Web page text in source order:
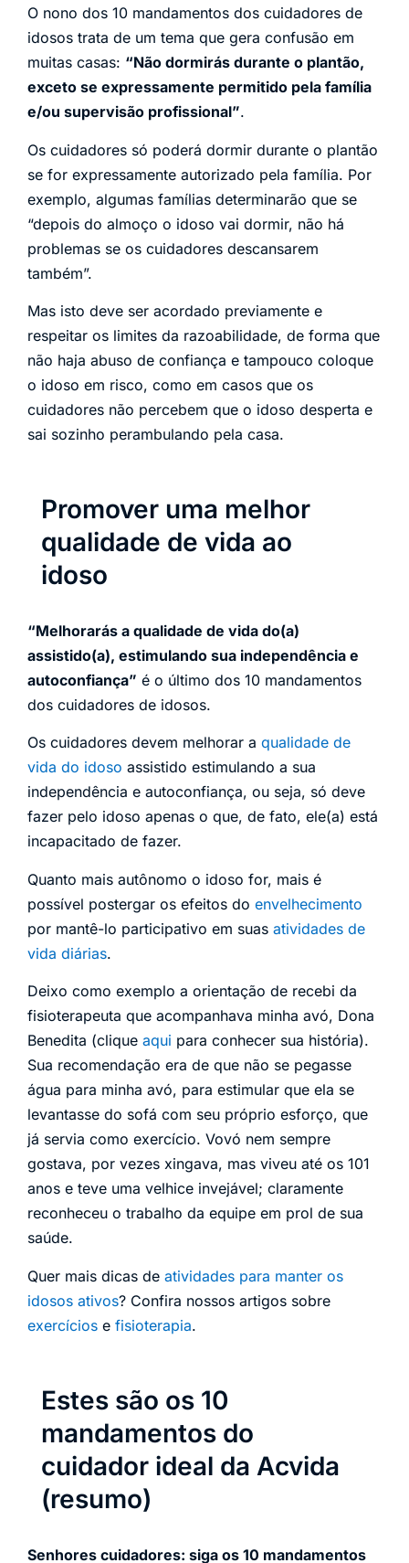
O nono dos 10 mandamentos dos cuidadores de
idosos trata de um tema que gera confusão em
muitas casas: “Não dormirás durante o plantão,
exceto se expressamente permitido pela família
e/ou supervisão profissional”.
Os cuidadores só poderá dormir durante o plantão
se for expressamente autorizado pela família. Por
exemplo, algumas famílias determinarão que se
“depois do almoço o idoso vai dormir, não há
problemas se os cuidadores descansarem
também”.
Mas isto deve ser acordado previamente e
respeitar os limites da razoabilidade, de forma que
não haja abuso de confiança e tampouco coloque
o idoso em risco, como em casos que os
cuidadores não percebem que o idoso desperta e
sai sozinho perambulando pela casa.
Promover uma melhor
qualidade de vida ao
idoso
“Melhorarás a qualidade de vida do(a)
assistido(a), estimulando sua independência e
autoconfiança” é o último dos 10 mandamentos
dos cuidadores de idosos.
Os cuidadores devem melhorar a qualidade de
vida do idoso assistido estimulando a sua
independência e autoconfiança, ou seja, só deve
fazer pelo idoso apenas o que, de fato, ele(a) está
incapacitado de fazer.
Quanto mais autônomo o idoso for, mais é
possível postergar os efeitos do envelhecimento
por mantê-lo participativo em suas atividades de
vida diárias.
Deixo como exemplo a orientação de recebi da
fisioterapeuta que acompanhava minha avó, Dona
Benedita (clique aqui para conhecer sua história).
Sua recomendação era de que não se pegasse
água para minha avó, para estimular que ela se
levantasse do sofá com seu próprio esforço, que
já servia como exercício. Vovó nem sempre
gostava, por vezes xingava, mas viveu até os 101
anos e teve uma velhice invejável; claramente
reconheceu o trabalho da equipe em prol de sua
saúde.
Quer mais dicas de atividades para manter os
idosos ativos? Confira nossos artigos sobre
exercícios e fisioterapia.
Estes são os 10
mandamentos do
cuidador ideal da Acvida
(resumo)
Senhores cuidadores: siga os 10 mandamentos